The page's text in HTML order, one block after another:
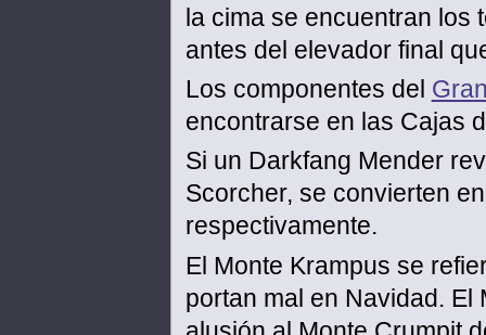
la cima se encuentran los
antes del elevador final
Los componentes del
encontrarse en las Cajas
Si un Darkfang Mender
Scorcher, se convierten
respectivamente.
El Monte Krampus se
portan mal en Navidad. El